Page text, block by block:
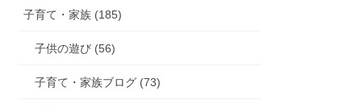
子育て・家族 (185)
子供の遊び (56)
子育て・家族ブログ (73)